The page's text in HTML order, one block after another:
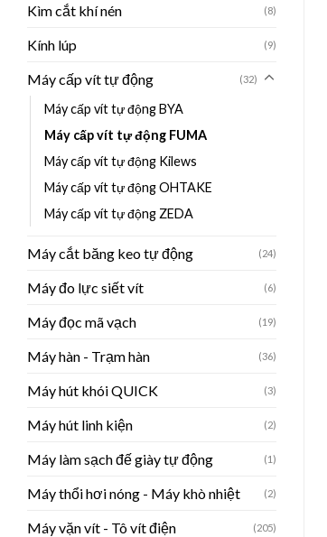
Kìm cắt khí nén (8)
Kính lúp (9)
Máy cấp vít tự động (32)
Máy cấp vít tự động BYA
Máy cấp vít tự động FUMA
Máy cấp vít tự động Kilews
Máy cấp vít tự động OHTAKE
Máy cấp vít tự động ZEDA
Máy cắt băng keo tự động (24)
Máy đo lực siết vít (6)
Máy đọc mã vạch (19)
Máy hàn - Trạm hàn (36)
Máy hút khói QUICK (3)
Máy hút linh kiện (2)
Máy làm sạch đế giày tự động (1)
Máy thổi hơi nóng - Máy khò nhiệt (2)
Máy vặn vít - Tô vít điện (205)